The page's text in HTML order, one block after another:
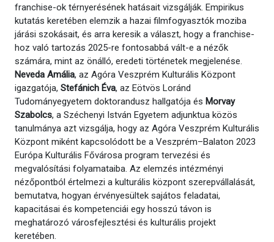
franchise-ok térnyerésének hatásait vizsgálják. Empirikus
kutatás keretében elemzik a hazai filmfogyasztók moziba
járási szokásait, és arra keresik a választ, hogy a franchise-
hoz való tartozás 2025-re fontosabbá vált-e a nézők
számára, mint az önálló, eredeti történetek megjelenése.
Neveda Amália, az Agóra Veszprém Kulturális Központ
igazgatója, Stefánich Éva, az Eötvös Loránd
Tudományegyetem doktorandusz hallgatója és Morvay
Szabolcs, a Széchenyi István Egyetem adjunktua közös
tanulmánya azt vizsgálja, hogy az Agóra Veszprém Kulturális
Központ miként kapcsolódott be a Veszprém–Balaton 2023
Európa Kulturális Fővárosa program tervezési és
megvalósítási folyamataiba. Az elemzés intézményi
nézőpontból értelmezi a kulturális központ szerepvállalását,
bemutatva, hogyan érvényesültek sajátos feladatai,
kapacitásai és kompetenciái egy hosszú távon is
meghatározó városfejlesztési és kulturális projekt
keretében.